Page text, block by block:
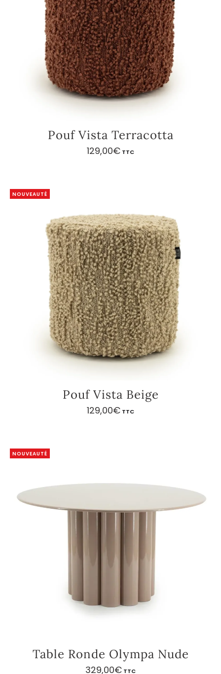
Pouf Vista Terracotta
129,00€ TTC
NOUVEAUTÉ
Pouf Vista Beige
129,00€ TTC
NOUVEAUTÉ
Table Ronde Olympa Nude
329,00€ TTC